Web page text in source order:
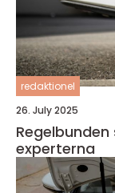
redaktionel
26. July 2025
experterna